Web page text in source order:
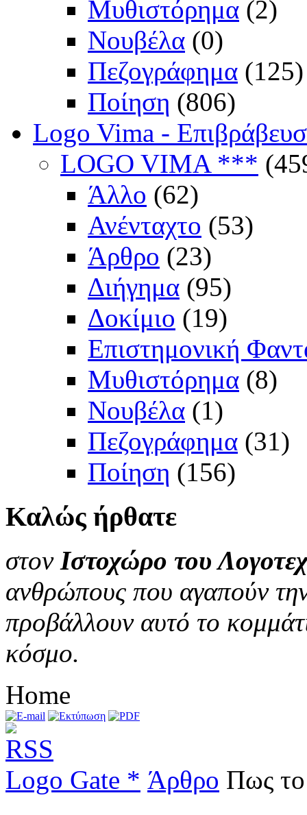
Μυθιστόρημα (2)
Νουβέλα (0)
Πεζογράφημα (125)
Ποίηση (806)
Logo Vima -
LOGO VIMA ***
Άλλο (62)
Ανένταχτο (53)
Άρθρο (23)
Διήγημα (95)
Δοκίμιο (19)
Επιστημονική
Μυθιστόρημα (8)
Νουβέλα (1)
Πεζογράφημα (31)
Ποίηση (156)
Καλώς ήρθατε
στον Ιστοχώρο του
ανθρώπους που αγαπούν
προβάλλουν αυτό το
κόσμο.
Home
Logo Gate * Άρθρο Πως